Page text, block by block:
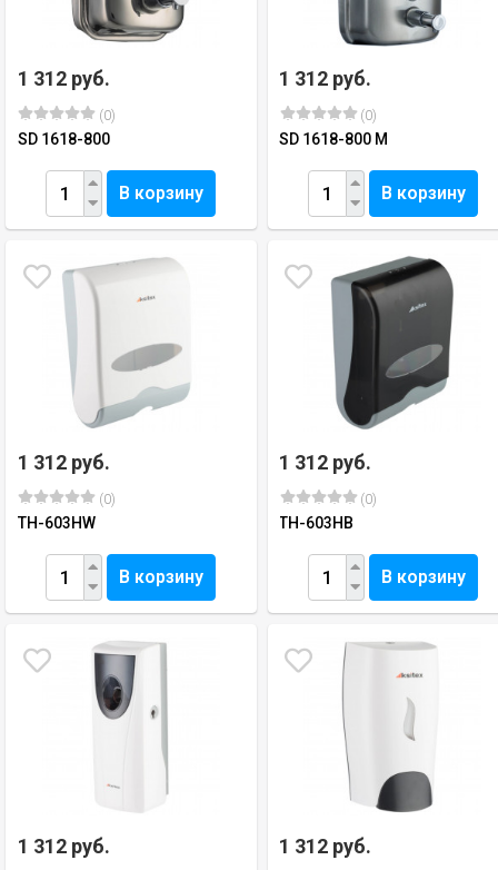
1 312 руб.
(0)
SD 1618-800
В корзину
1 312 руб.
(0)
SD 1618-800 M
В корзину
1 312 руб.
(0)
TH-603HW
В корзину
1 312 руб.
(0)
TH-603HB
В корзину
1 312 руб. 1 312 руб.